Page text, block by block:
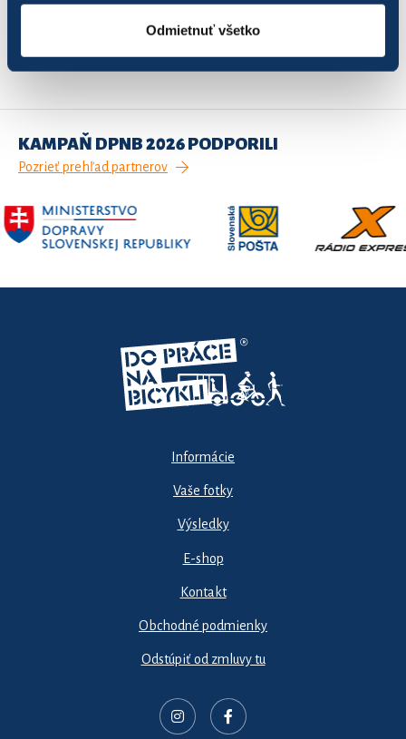
Odmietnuť všetko
KAMPAŇ DPNB 2026 PODPORILI
Pozrieť prehľad partnerov
Informácie
Vaše fotky
Výsledky
E-shop
Kontakt
Obchodné podmienky
Odstúpiť od zmluvy tu